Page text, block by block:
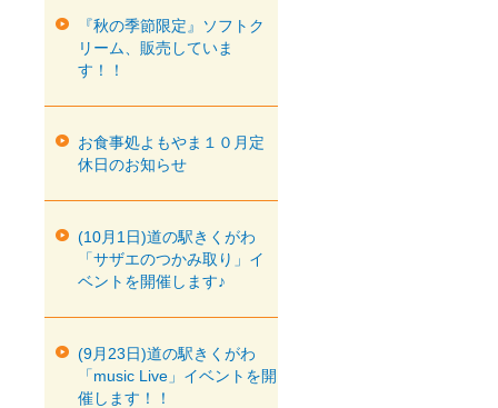
『秋の季節限定』ソフトク
リーム、販売していま
す！！
お食事処よもやま１０月定
休日のお知らせ
(10月1日)道の駅きくがわ
「サザエのつかみ取り」イ
ベントを開催します♪
(9月23日)道の駅きくがわ
「music Live」イベントを開
催します！！